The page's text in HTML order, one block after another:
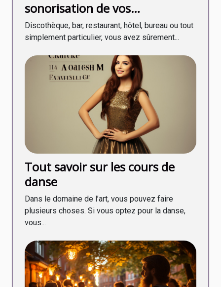
sonorisation de vos
évènements ?
Discothèque, bar, restaurant, hôtel, bureau ou tout
simplement particulier, vous avez sûrement...
Tout savoir sur les cours de
danse
Dans le domaine de l’art, vous pouvez faire
plusieurs choses. Si vous optez pour la danse,
vous...